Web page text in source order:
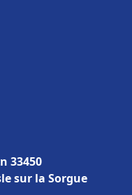
33450
sur la Sorgue